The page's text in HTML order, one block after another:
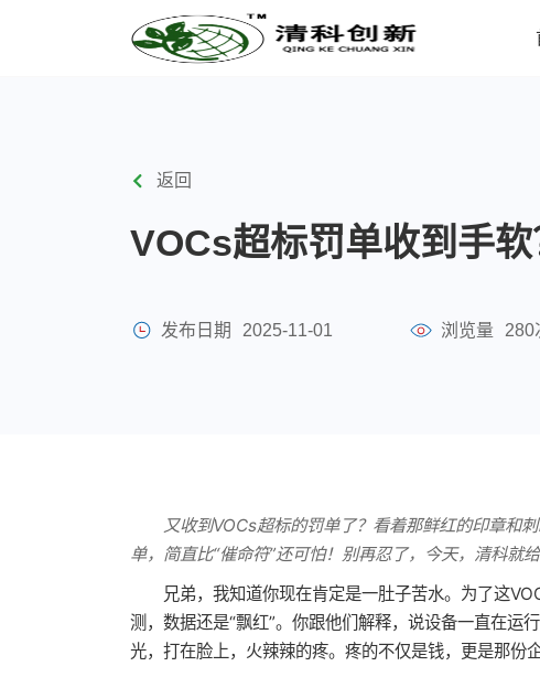
返回
VOCs超标罚单收到手
发布日期 2025-11-01 浏览量 280
又收到VOCs超标的罚单了？看着那鲜红的印章和
单，简直比“催命符”还可怕！别再忍了，今天，清科就
兄弟，我知道你现在肯定是一肚子苦水。为了这
测，数据还是“飘红”。你跟他们解释，说设备一直在运
光，打在脸上，火辣辣的疼。疼的不仅是钱，更是那份